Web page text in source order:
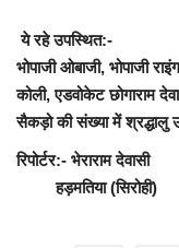
ये रहे उपस्थित:-
भोपाजी ओबाजी, भोपाजी
कोली, एडवोकेट छोगाराम
सैकड़ो की संख्या में श्रद्धालु
रिपोर्टर:- भेराराम देवासी
हड़मतिया (सिरोही)